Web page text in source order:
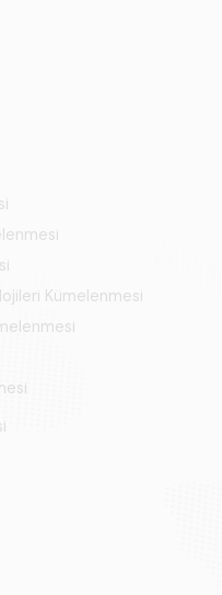
Kümelenmesi